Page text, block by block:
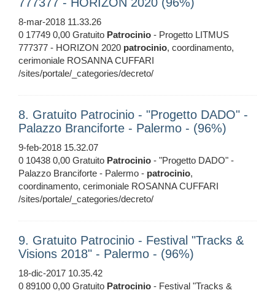
777377 - HORIZON 2020 (96%)
8-mar-2018 11.33.26
0 17749 0,00 Gratuito Patrocinio - Progetto LITMUS
777377 - HORIZON 2020 patrocinio, coordinamento,
cerimoniale ROSANNA CUFFARI
/sites/portale/_categories/decreto/
8. Gratuito Patrocinio - "Progetto DADO" -
Palazzo Branciforte - Palermo - (96%)
9-feb-2018 15.32.07
0 10438 0,00 Gratuito Patrocinio - "Progetto DADO" -
Palazzo Branciforte - Palermo - patrocinio,
coordinamento, cerimoniale ROSANNA CUFFARI
/sites/portale/_categories/decreto/
9. Gratuito Patrocinio - Festival "Tracks &
Visions 2018" - Palermo - (96%)
18-dic-2017 10.35.42
0 89100 0,00 Gratuito Patrocinio - Festival "Tracks &